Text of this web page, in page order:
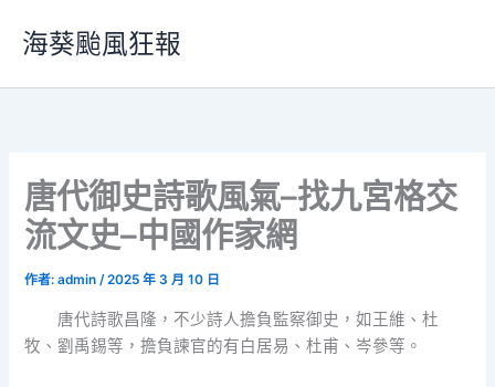
要
海葵颱風狂報
唐代御史詩歌風氣–找九宮格交
流文史–中國作家網
作者:admin/2025 年 3 月 10 日
唐代詩歌昌隆，不少詩人擔負監察御史，如王維、杜
牧、劉禹錫等，擔負諫官的有白居易、杜甫、岑參等。